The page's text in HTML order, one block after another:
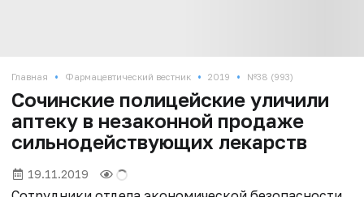
Главная • Фармацевтический вестник • 2019 • №38 (993)
Сочинские полицейские уличили
аптеку в незаконной продаже
сильнодействующих лекарств
19.11.2019